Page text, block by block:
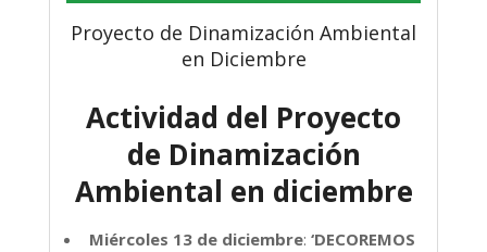
Proyecto de Dinamización Ambiental
en Diciembre
Actividad del Proyecto
de Dinamización
Ambiental en diciembre
Miércoles 13 de diciembre: ‘DECOREMOS